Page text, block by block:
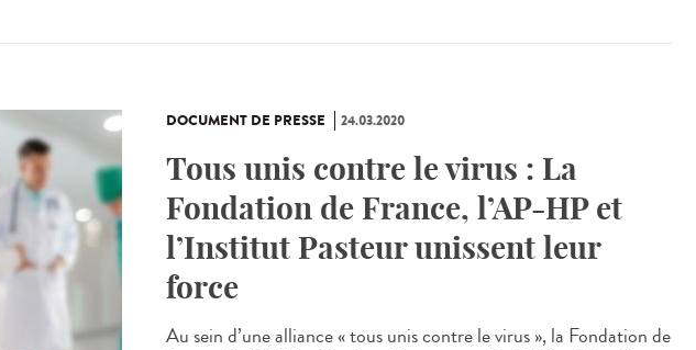
DOCUMENT DE PRESSE 24.03.2020
Tous unis contre le virus : La
Fondation de France, l’AP-HP et
l’Institut Pasteur unissent leur
force
Au sein d’une alliance « tous unis contre le virus », la Fondation de